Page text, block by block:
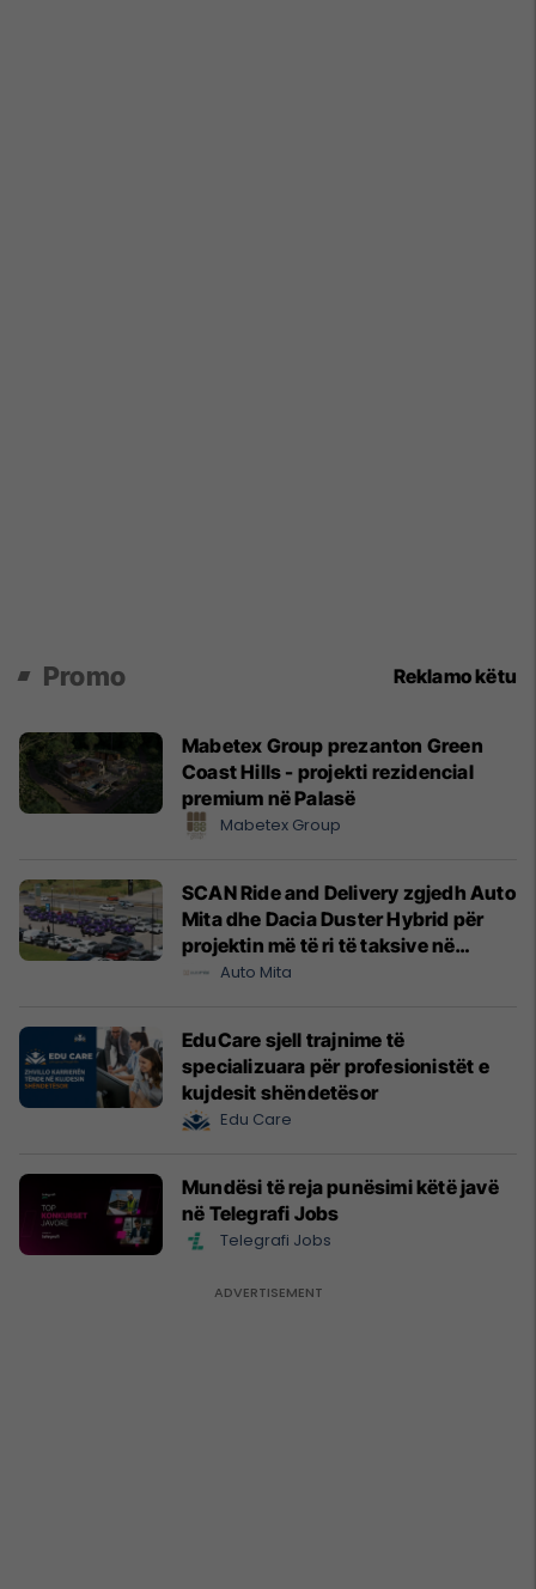
Promo Reklamo këtu
Mabetex Group prezanton Green
Coast Hills - projekti rezidencial
premium në Palasë
Mabetex Group
SCAN Ride and Delivery zgjedh Auto
Mita dhe Dacia Duster Hybrid për
projektin më të ri të taksive në
Prishtinë
Auto Mita
EduCare sjell trajnime të
specializuara për profesionistët e
kujdesit shëndetësor
Edu Care
Mundësi të reja punësimi këtë javë
në Telegrafi Jobs
Telegrafi Jobs